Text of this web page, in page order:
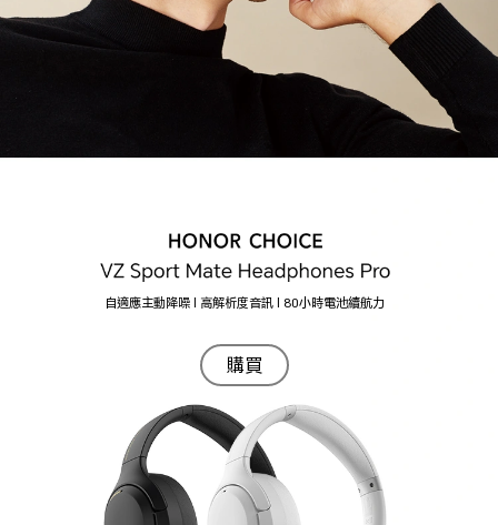
自適應主動降噪 | 高解析度音訊 | 80小時電池續航力
購買